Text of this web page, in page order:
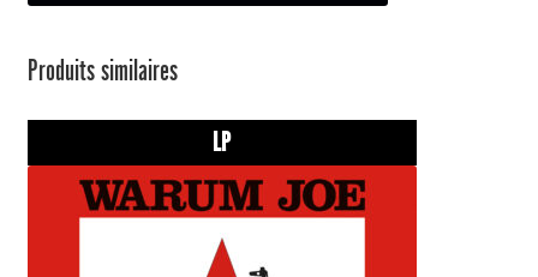
Produits similaires
LP